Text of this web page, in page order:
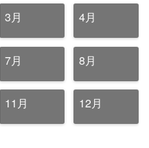
3月 4月
7月 8月
11月 12月